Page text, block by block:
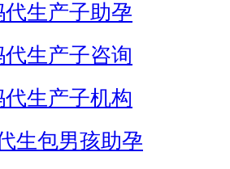
代生产子助孕
代生产子咨询
代生产子机构
生包男孩助孕